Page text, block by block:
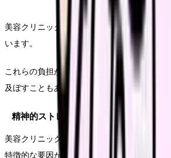
美容クリニック看護師の業務には、独特の
います。
これらの負担が蓄積されることで、健康面
及ぼすこともあります。
精神的ストレスの要因分析
美容クリニック看護師が経験する精神的ス
特徴的な要因があります。